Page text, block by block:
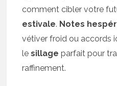
comment cibler votre
estivale. Notes
vétiver froid ou accords
lesillage parfait pour
raffinement.